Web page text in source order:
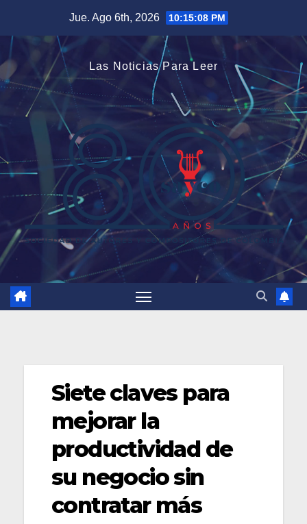
contenido
Jue. Ago 6th, 2026 10:15:09 PM
Las Noticias Para Leer
Siete claves para
mejorar la
productividad de
su negocio sin
contratar más